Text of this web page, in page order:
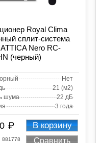
Royal Clima
сплит-система
Nero RC-
(черный)
Нет
21 (м2)
шума
22 дБ
3 года
₽
881778
В корзину
Сравнить